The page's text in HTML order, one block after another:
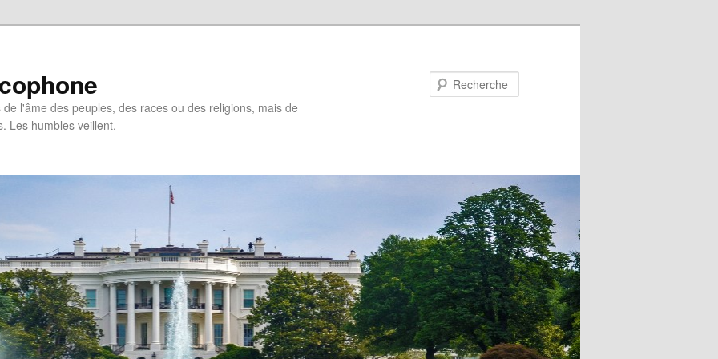
l'âme des peuples, des races ou des religions, mais de
Les humbles veillent.